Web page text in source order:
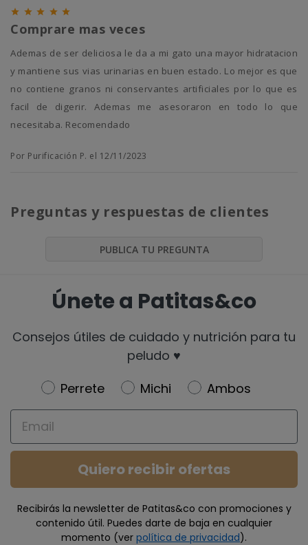
    
Comprare mas veces
Ademas de ser deliciosa le da a mi gato una mayor hidratacion
y mantiene sus vias urinarias en buen estado. Lo mejor es que
no contiene granos ni conservantes artificiales por lo que es
facil de digerir. Ademas me asesoraron en todo lo que
necesitaba. Recomendado
Por Purificación P. el 12/11/2023
Preguntas y respuestas de clientes
PUBLICA TU PREGUNTA
Únete a Patitas&co
Consejos útiles de cuidado y nutrición para tu
peludo ♥️
Newsletter
Perrete Michi
Ambos
Email
Quiero recibir ofertas
Recibirás la newsletter de Patitas&co con promociones y
contenido útil. Puedes darte de baja en cualquier
momento (ver política de privacidad).